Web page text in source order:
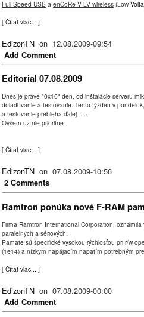
Full-Speed USB a enCoRe V LV wireless (Low
[ Čítať viac... ]
EdizonTN on 12.08.2009-09:54
Add Comment
Editorial 07.08.2009
Dnes je práve "0x10" deň, od inštalácie serveru
dolaďovanie a testovanie. Tento týždeň v
a testovanie prebieha ďalej......
Ovšem už nie prioritne.
[ Čítať viac... ]
EdizonTN on 07.08.2009-10:56
2 Comments
Ramtron ponúka nové F-RAM
Firma Ramtron International Corporation,
paralelných a sériových.
Pamäte sú špecifické vysokou rýchlosťou pri r/w
(1e14) a nízkym napájacím napätím potrebným
[ Čítať viac... ]
EdizonTN on 07.08.2009-00:00
Add Comment